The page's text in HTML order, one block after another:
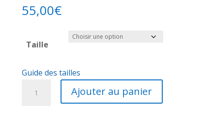
55,00€
Taille
Guide des tailles
Ajouter au panier